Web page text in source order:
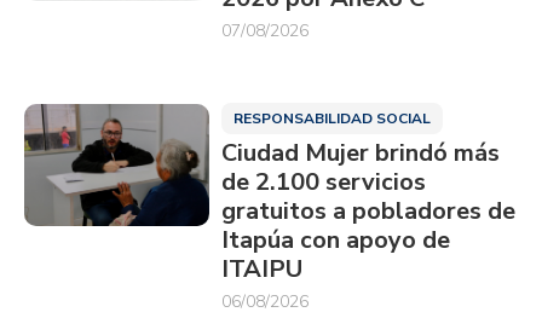
07/08/2026
RESPONSABILIDAD SOCIAL
Ciudad Mujer brindó más
de 2.100 servicios
gratuitos a pobladores de
Itapúa con apoyo de
ITAIPU
06/08/2026